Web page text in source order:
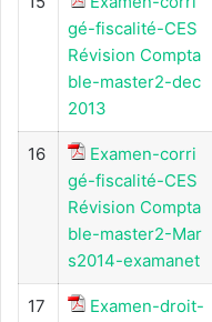
gé-fiscalité-CES
Révision Compta
ble-master2-dec
2013
16
Examen-corri
gé-fiscalité-CES
Révision Compta
ble-master2-Mar
s2014-examanet
17
Examen-droit-